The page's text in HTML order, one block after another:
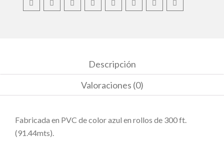
Descripción
Valoraciones (0)
Fabricada en PVC de color azul en rollos de 300 ft.
(91.44mts).